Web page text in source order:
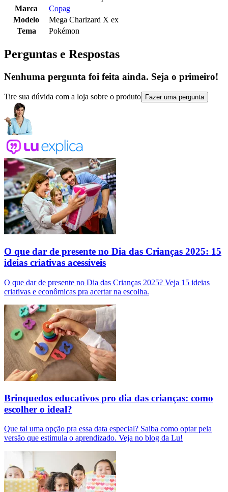
Marca
Copag
Modelo
Mega Charizard X ex
Tema
Pokémon
Perguntas e Respostas
Nenhuma pergunta foi feita ainda. Seja o primeiro!
Tire sua dúvida com a loja sobre o produto Fazer uma pergunta
O que dar de presente no Dia das Crianças 2025: 15
ideias criativas acessíveis
O que dar de presente no Dia das Crianças 2025? Veja 15 ideias
criativas e econômicas pra acertar na escolha.
Brinquedos educativos pro dia das crianças: como
escolher o ideal?
Que tal uma opção pra essa data especial? Saiba como optar pela
versão que estimula o aprendizado. Veja no blog da Lu!